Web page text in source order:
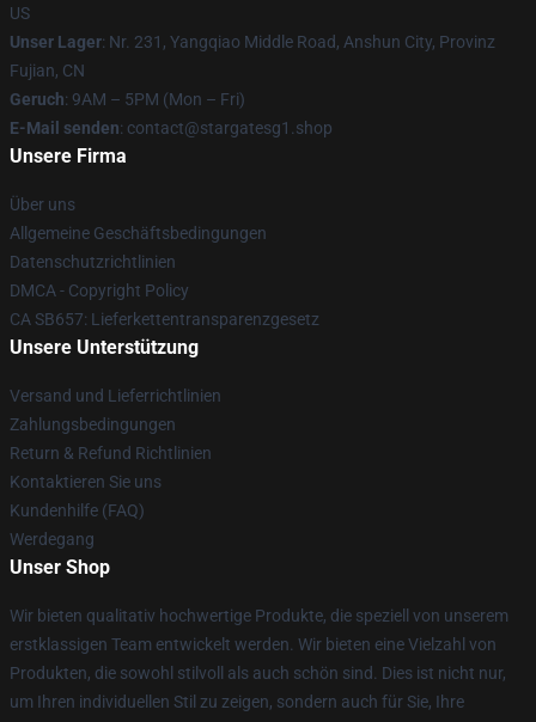
US
Unser Lager: Nr. 231, Yangqiao Middle Road, Anshun City, Provinz
Fujian, CN
Geruch: 9AM – 5PM (Mon – Fri)
E-Mail senden: contact@stargatesg1.shop
Unsere Firma
Über uns
Allgemeine Geschäftsbedingungen
Datenschutzrichtlinien
DMCA - Copyright Policy
CA SB657: Lieferkettentransparenzgesetz
Unsere Unterstützung
Versand und Lieferrichtlinien
Zahlungsbedingungen
Return & Refund Richtlinien
Kontaktieren Sie uns
Kundenhilfe (FAQ)
Werdegang
Unser Shop
Wir bieten qualitativ hochwertige Produkte, die speziell von unserem
erstklassigen Team entwickelt werden. Wir bieten eine Vielzahl von
Produkten, die sowohl stilvoll als auch schön sind. Dies ist nicht nur,
um Ihren individuellen Stil zu zeigen, sondern auch für Sie, Ihre